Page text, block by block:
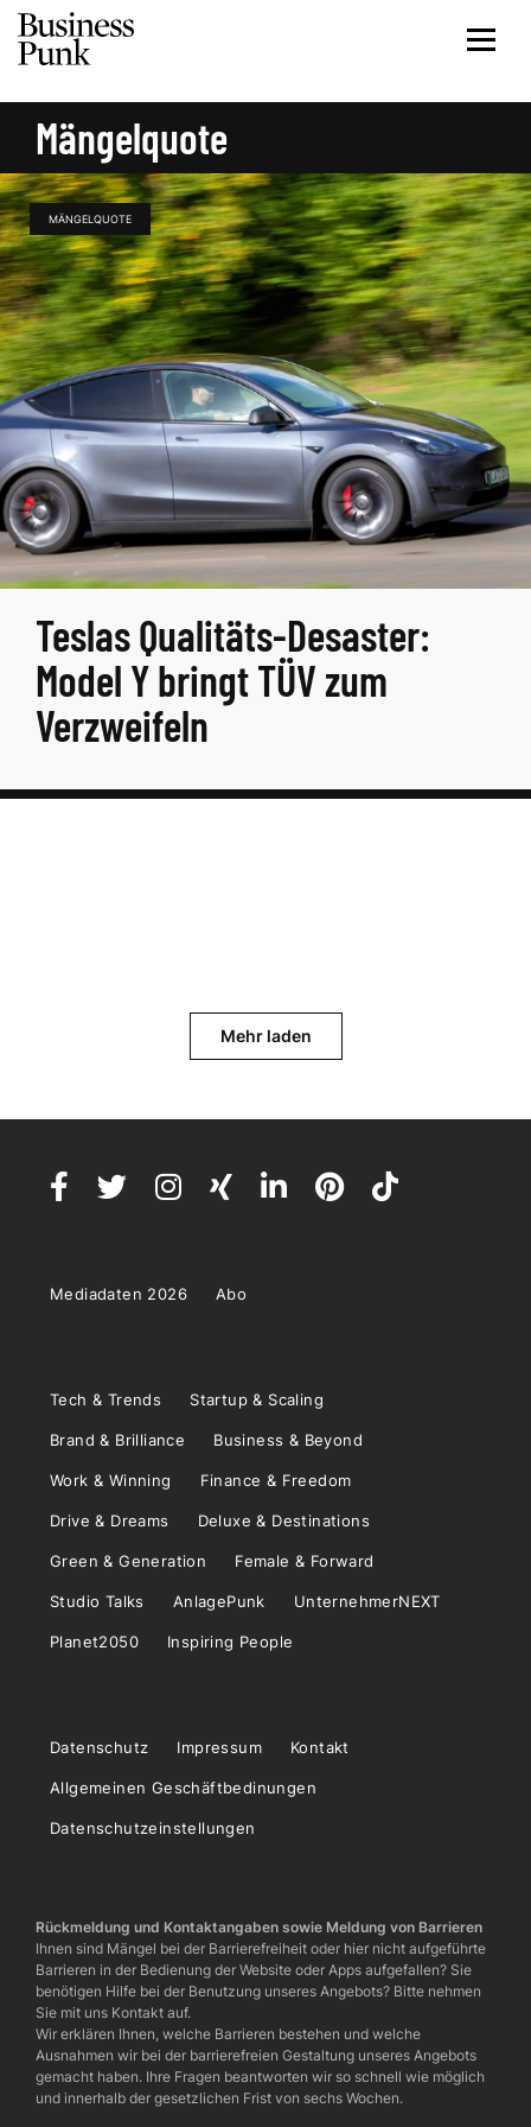
Mängelquote
MÄNGELQUOTE
Teslas Qualitäts-Desaster:
Model Y bringt TÜV zum
Verzweifeln
Mehr laden
Mediadaten 2026 Abo
Tech & Trends Startup & Scaling
Brand & Brilliance Business & Beyond
Work & Winning Finance & Freedom
Drive & Dreams Deluxe & Destinations
Green & Generation Female & Forward
Studio Talks AnlagePunk UnternehmerNEXT
Planet2050 Inspiring People
Datenschutz Impressum Kontakt
Allgemeinen Geschäftbedinungen
Datenschutzeinstellungen
Rückmeldung und Kontaktangaben sowie Meldung von Barrieren
Ihnen sind Mängel bei der Barrierefreiheit oder hier nicht aufgeführte
Barrieren in der Bedienung der Website oder Apps aufgefallen? Sie
benötigen Hilfe bei der Benutzung unseres Angebots? Bitte nehmen
Sie mit uns Kontakt auf.
Wir erklären Ihnen, welche Barrieren bestehen und welche
Ausnahmen wir bei der barrierefreien Gestaltung unseres Angebots
gemacht haben. Ihre Fragen beantworten wir so schnell wie möglich
und innerhalb der gesetzlichen Frist von sechs Wochen.